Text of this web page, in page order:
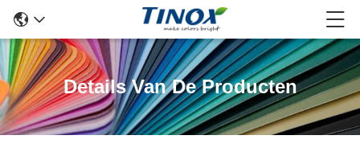
Details Van De Producten